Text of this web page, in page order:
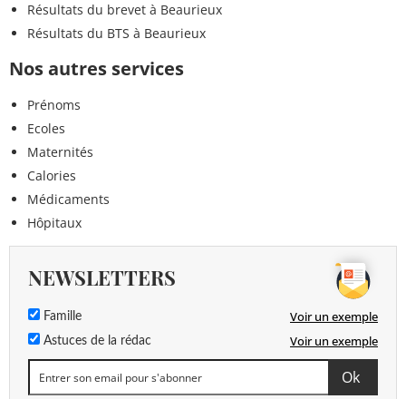
Résultats du brevet à Beaurieux
Résultats du BTS à Beaurieux
Nos autres services
Prénoms
Ecoles
Maternités
Calories
Médicaments
Hôpitaux
NEWSLETTERS
Famille Voir un exemple
Astuces de la rédac Voir un exemple